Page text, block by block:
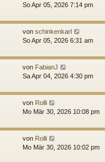
So Apr 05, 2026 7:14 pm
von schinkenkarl
So Apr 05, 2026 6:31 am
von FabianJ
Sa Apr 04, 2026 4:30 pm
von Rolli
Mo Mär 30, 2026 10:08 pm
von Rolli
Mo Mär 30, 2026 10:02 pm